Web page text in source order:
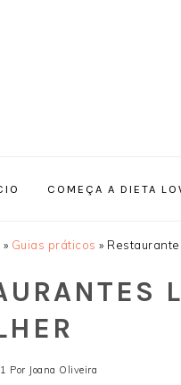
COMEÇA A DIETA
» Guias práticos »
Por Joana Oliveira